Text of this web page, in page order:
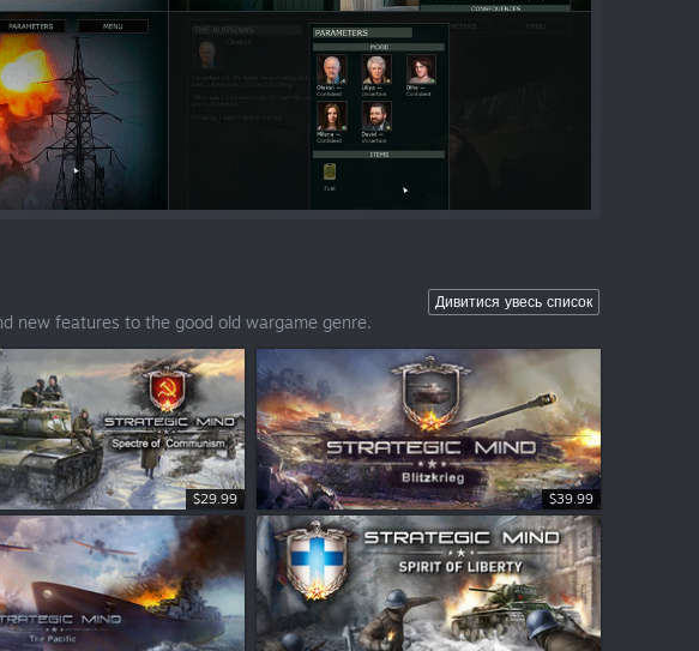
Дивитися увесь список
new features to the good old wargame genre.
$29.99 $39.99